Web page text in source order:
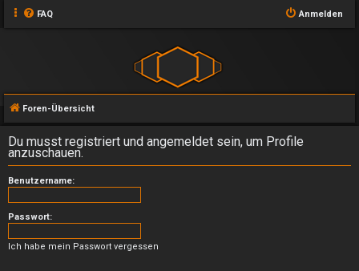
FAQ Anmelden
Foren-Übersicht
Du musst registriert und angemeldet sein, um Profile
anzuschauen.
Benutzername:
Passwort:
Ich habe mein Passwort vergessen